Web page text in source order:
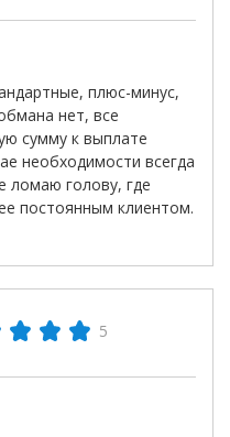
плюс-минус,
нет, все
сумму к выплате
необходимости всегда
ломаю голову, где
постоянным клиентом.
5